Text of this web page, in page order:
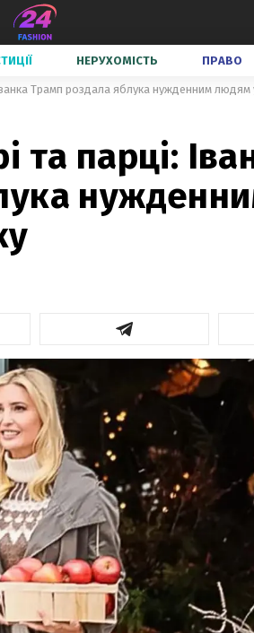
НЕРУХОМІСТЬ ПРАВО
Трамп роздала яблука нужденним
та парці: